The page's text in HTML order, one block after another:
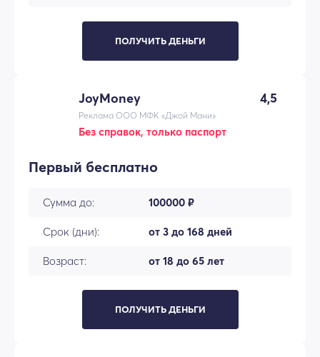
ПОЛУЧИТЬ ДЕНЬГИ
JoyMoney 4,5
Реклама ООО МФК «Джой Мани»
Без справок, только паспорт
Первый бесплатно
Сумма до: 100000 ₽
Срок (дни): от 3 до 168 дней
Возраст: от 18 до 65 лет
ПОЛУЧИТЬ ДЕНЬГИ